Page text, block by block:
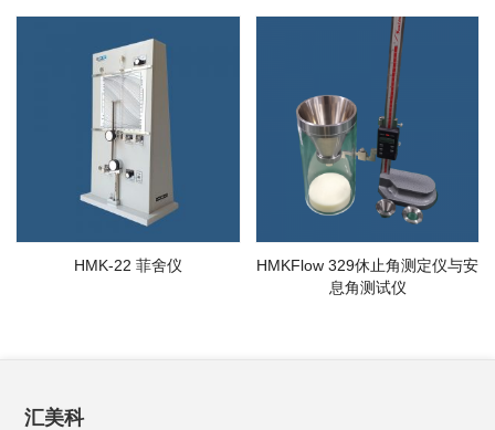
HMK-22 菲舍仪
HMKFlow 329休止角测定仪与安
息角测试仪
汇美科